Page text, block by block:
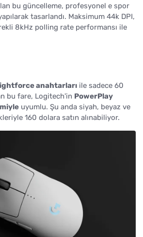
bu güncelleme, profesyonel e spor
tasarlandı. Maksimum 44k DPI,
8kHz polling rate performansı ile
anahtarları ile sadece 60
bu fare, Logitech'in PowerPlay
uyumlu. Şu anda siyah, beyaz ve
160 dolara satın alınabiliyor.